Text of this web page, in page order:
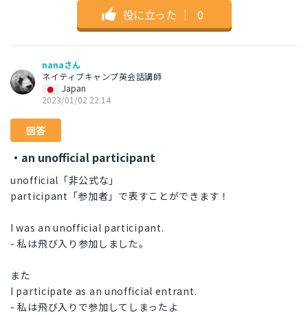
役に立った ｜ 0
nanaさん
ネイティブキャンプ英会話講師
Japan
2023/01/02 22:14
回答
・an unofficial participant
unofficial「非公式な」
participant「参加者」で表すことができます！
I was an unofficial participant.
- 私は飛び入り参加しました。
また
I participate as an unofficial entrant.
- 私は飛び入りで参加してしまったよ